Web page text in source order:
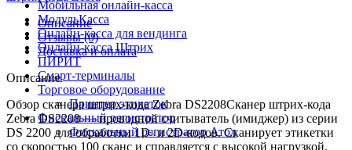
Мобильная онлайн-касса
МодульКасса
Онлайн-касса для вендинга
Онлайн-касса Штрих
ПИРИТ
Смарт-терминалы
Торговое оборудование
Принтер этикеток
Фискальный регистратор
Фискальный регистратор Атол
Описание
Отзывы (0)
Доставка и оплата
Описание
Обзор сканера штрих-кода Zebra DS2208Сканер штрих-кода
Zebra DS2208 — проводной считыватель (имиджер) из серии
DS 2200 для обработки 1D- и 2D-кодов. Сканирует этикетки
со скоростью 100 сканс и справляется с высокой нагрузкой.